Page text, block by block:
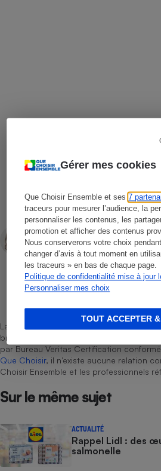
Gérer mes cookies
Que Choisir Ensemble et ses7
traceurs pour mesurer l’audience, la
personnaliser les contenus, les
promotion et afficher des contenus
Nous conserverons votre choix
changer d’avis à tout moment en
les traceurs » en bas de chaque page.
Politique de confidentialité mise à jour
Personnaliser mes choix
TOUT ACCEPTER
Rédactrice technique
Claire Garnier
Rédactrice technique
Domitille Vey
Rédactrice technique
Léa Girard
La sélection de produits ou services est
bien que non-exhaustive. À l’exception
par Bureau Veritas Certification
Que Choisir, il n’existe aucune relation
Choisir Ensemble et les professionnels
Sur le même sujet
ACTUALITÉ
Rappel Lidl : des
salmonelle